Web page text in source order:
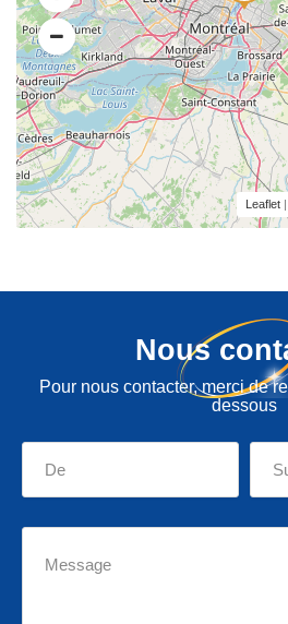
Leaflet
Nous
Pour nous contacter, merci de
dessous